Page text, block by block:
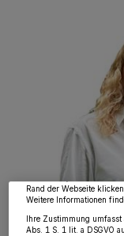
Das
Elsen liebt, für den
Muss“, betont die
218-
wie Browserdaten oder
von OK aktivieren Sie
Partner verarbeiten
Zwecke. Wenn Tracker
möglicherweise nicht
wieder aufrufen, um Ihre
widerrufen, indem Sie
Rand der Webseite
Weitere Informationen
Ihre Zustimmung
Abs. 1 S. 1 lit. a DSGVO